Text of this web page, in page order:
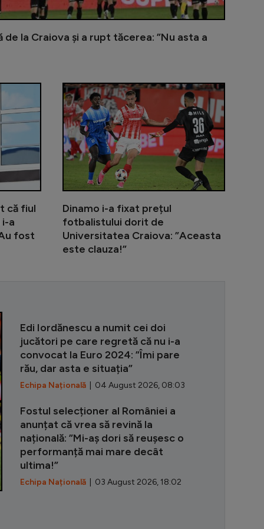
la Craiova și a rupt tăcerea: ”Nu asta a
pe omul tras pe linie moartă de Becali la FCSB: ”Nu
Becali a intervenit în disputa dintre Tănase și
că fiul
i-a
fost
Anghel
Dinamo i-a fixat prețul
fotbalistului dorit de
Universitatea Craiova: ”Aceasta
este clauza!”
Edi Iordănescu a numit cei doi
jucători pe care regretă că nu i-a
convocat la Euro 2024: ”Îmi pare
rău, dar asta e situația”
Echipa Națională | 04 August 2026, 08:03
Fostul selecționer al României a
anunțat că vrea să revină la
națională: ”Mi-aș dori să reușesc o
performanță mai mare decât
ultima!”
Echipa Națională | 03 August 2026, 18:02